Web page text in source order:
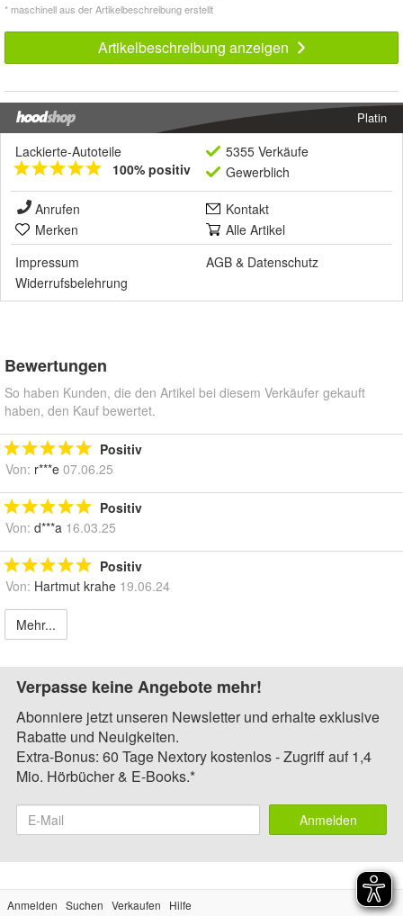
* maschinell aus der Artikelbeschreibung erstellt
Artikelbeschreibung anzeigen
Platin
Lackierte-Autoteile
100% positiv
5355 Verkäufe
Gewerblich
Anrufen
Kontakt
Merken
Alle Artikel
Impressum
AGB & Datenschutz
Widerrufsbelehrung
Bewertungen
So haben Kunden, die den Artikel bei diesem Verkäufer gekauft
haben, den Kauf bewertet.
Positiv
Von: r***e 07.06.25
Positiv
Von: d***a 16.03.25
Positiv
Von: Hartmut krahe 19.06.24
Mehr...
Verpasse keine Angebote mehr!
Abonniere jetzt unseren Newsletter und erhalte exklusive
Rabatte und Neuigkeiten.
Extra-Bonus: 60 Tage Nextory kostenlos - Zugriff auf 1,4
Mio. Hörbücher & E-Books.*
Anmelden
Anmelden Suchen Verkaufen
Hilfe